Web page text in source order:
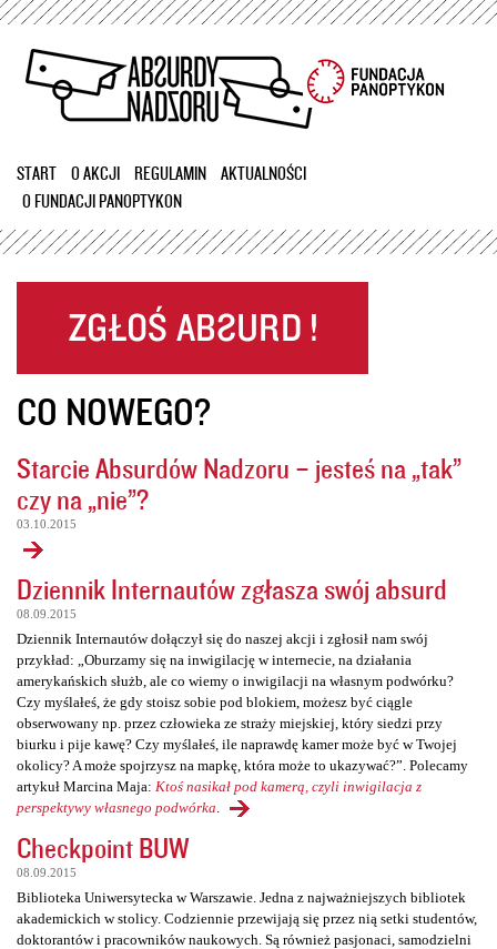
Przejdź
treści
START O AKCJI REGULAMIN
AKTUALNOŚCI
O FUNDACJI PANOPTYKON
CO NOWEGO?
Starcie Absurdów Nadzoru – jesteś na „tak”
czy na „nie”?
03.10.2015
Dziennik Internautów zgłasza swój absurd
08.09.2015
Dziennik Internautów dołączył się do naszej akcji i zgłosił nam swój
przykład: „Oburzamy się na inwigilację w internecie, na działania
amerykańskich służb, ale co wiemy o inwigilacji na własnym podwórku?
Czy myślałeś, że gdy stoisz sobie pod blokiem, możesz być ciągle
obserwowany np. przez człowieka ze straży miejskiej, który siedzi przy
biurku i pije kawę? Czy myślałeś, ile naprawdę kamer może być w Twojej
okolicy? A może spojrzysz na mapkę, która może to ukazywać?”. Polecamy
artykuł Marcina Maja: Ktoś nasikał pod kamerą, czyli inwigilacja z
perspektywy własnego podwórka
Checkpoint BUW
08.09.2015
Biblioteka Uniwersytecka w Warszawie. Jedna z najważniejszych bibliotek
akademickich w stolicy. Codziennie przewijają się przez nią setki studentów,
doktorantów i pracowników naukowych. Są również pasjonaci, samodzielni